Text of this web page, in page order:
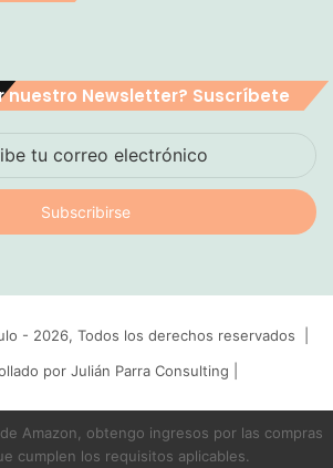
nuestro Newsletter? Suscríbete
- 2026, Todos los derechos reservados |
por Julián Parra Consulting
Amazon, obtengo ingresos por las compras
cumplen los requisitos aplicables.